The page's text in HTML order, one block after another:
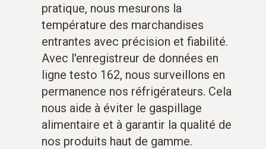
pratique, nous mesurons la
température des marchandises
entrantes avec précision et fiabilité.
Avec l'enregistreur de données en
ligne testo 162, nous surveillons en
permanence nos réfrigérateurs. Cela
nous aide à éviter le gaspillage
alimentaire et à garantir la qualité de
nos produits haut de gamme.